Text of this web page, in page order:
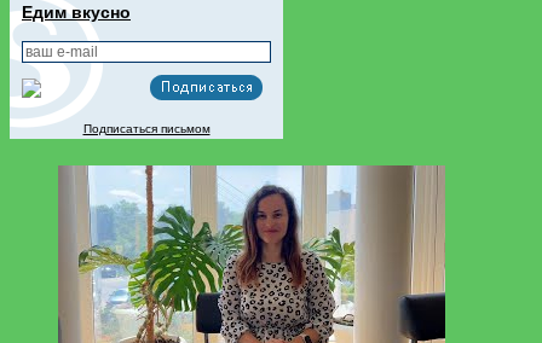
Едим вкусно
Подписаться письмом